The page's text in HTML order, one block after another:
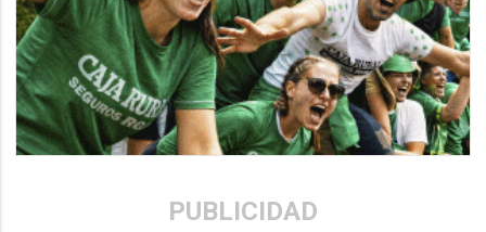
PUBLICIDAD